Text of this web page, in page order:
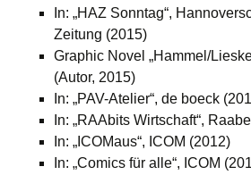
In: „HAZ Sonntag“,
Zeitung (2015)
Graphic Novel „Hammel/
(Autor, 2015)
In: „PAV-Atelier“, de boeck
In: „RAAbits Wirtschaft“,
In: „ICOMaus“, ICOM (2012)
In: „Comics für alle“, ICOM